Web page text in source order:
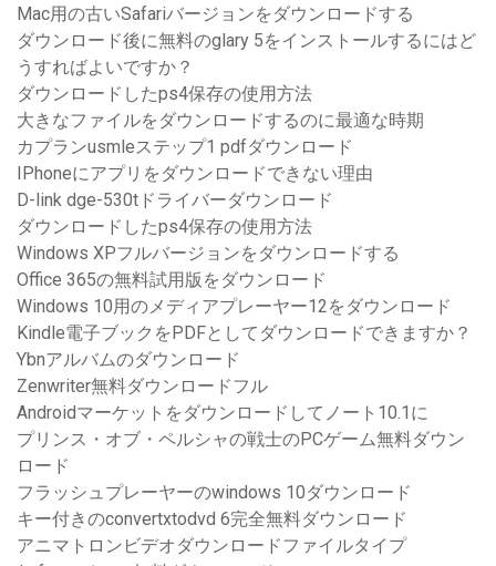
Mac用の古いSafariバージョンをダウンロードする
ダウンロード後に無料のglary 5をインストールするにはど
うすればよいですか？
ダウンロードしたps4保存の使用方法
大きなファイルをダウンロードするのに最適な時期
カプランusmleステップ1 pdfダウンロード
IPhoneにアプリをダウンロードできない理由
D-link dge-530tドライバーダウンロード
ダウンロードしたps4保存の使用方法
Windows XPフルバージョンをダウンロードする
Office 365の無料試用版をダウンロード
Windows 10用のメディアプレーヤー12をダウンロード
Kindle電子ブックをPDFとしてダウンロードできますか？
Ybnアルバムのダウンロード
Zenwriter無料ダウンロードフル
Androidマーケットをダウンロードしてノート10.1に
プリンス・オブ・ペルシャの戦士のPCゲーム無料ダウン
ロード
フラッシュプレーヤーのwindows 10ダウンロード
キー付きのconvertxtodvd 6完全無料ダウンロード
アニマトロンビデオダウンロードファイルタイプ